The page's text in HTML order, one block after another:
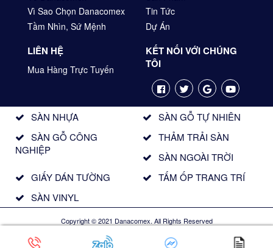
Vì Sao Chọn Danacomex
Tầm Nhìn, Sứ Mệnh
LIÊN HỆ
Mua Hàng Trực Tuyến
Tin Tức
Dự Án
KẾT NỐI VỚI CHÚNG
TÔI
SÀN NHỰA
SÀN GỖ TỰ NHIÊN
SÀN GỖ CÔNG
NGHIỆP
THẢM TRẢI SÀN
SÀN NGOÀI TRỜI
GIẤY DÁN TƯỜNG
TẤM ỐP TRANG TRÍ
SÀN VINYL
Copyright © 2021 Danacomex. All Rights Reserved